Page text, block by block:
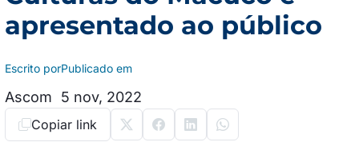
apresentado ao público
Escrito por
Ascom
Publicado em
5 nov, 2022
Copiar link